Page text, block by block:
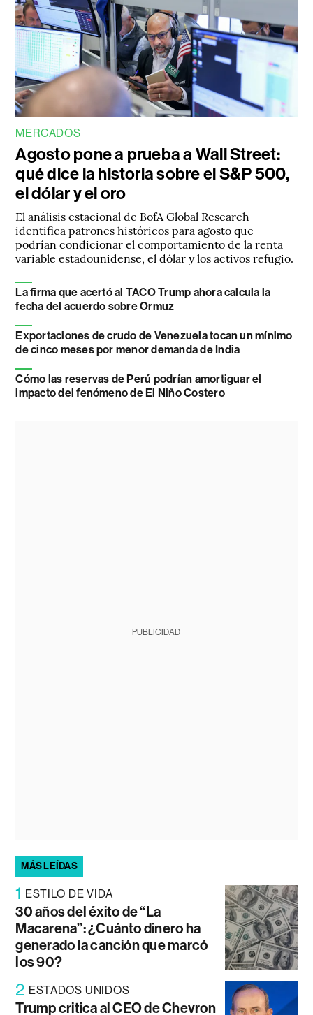
MERCADOS
Agosto pone a prueba a Wall Street:
qué dice la historia sobre el S&P 500,
el dólar y el oro
El análisis estacional de BofA Global Research
identifica patrones históricos para agosto que
podrían condicionar el comportamiento de la renta
variable estadounidense, el dólar y los activos refugio.
La firma que acertó al TACO Trump ahora calcula la
fecha del acuerdo sobre Ormuz
Exportaciones de crudo de Venezuela tocan un mínimo
de cinco meses por menor demanda de India
Cómo las reservas de Perú podrían amortiguar el
impacto del fenómeno de El Niño Costero
PUBLICIDAD
MÁS LEÍDAS
1 ESTILO DE VIDA
30 años del éxito de “La
Macarena”: ¿Cuánto dinero ha
generado la canción que marcó
los 90?
2 ESTADOS UNIDOS
Trump critica al CEO de Chevron